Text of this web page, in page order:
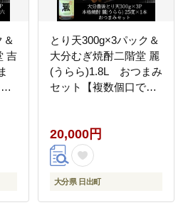
吉
とり天300g×3パック＆
大分むぎ焼酎二階堂 麗
(うらら)1.8L おつまみ
セット【複数個口で配
20,000円
大分県 日出町